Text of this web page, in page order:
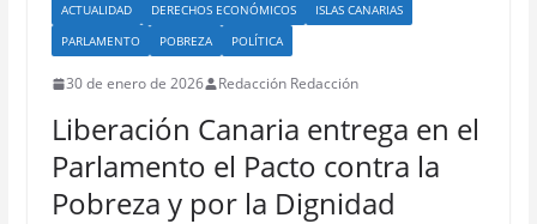
ACTUALIDAD DERECHOS ECONÓMICOS
ISLAS CANARIAS
PARLAMENTO
POBREZA POLÍTICA
30 de enero de 2026 Redacción Redacción
Liberación Canaria entrega en el
Parlamento el Pacto contra la
Pobreza y por la Dignidad